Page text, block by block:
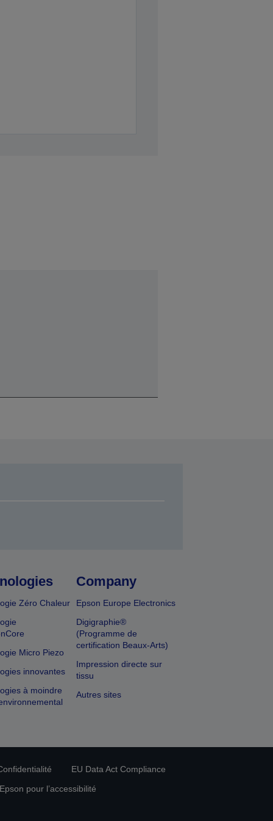
Zéro Chaleur
Micro Piezo
innovantes
à moindre
Company
Epson Europe Electronics
Digigraphie®
(Programme de
certification Beaux-Arts)
Impression directe sur
tissu
Autres sites
EU Data Act Compliance
pour l’accessibilité